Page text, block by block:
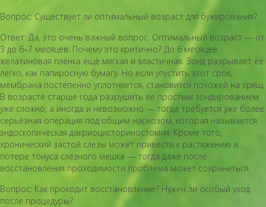
Вопрос: Существует ли оптимальный возраст для бужирования?
Ответ: Да, это очень важный вопрос. Оптимальный возраст — от
3 до 6–7 месяцев. Почему это критично? До 6 месяцев
желатиновая плёнка ещё мягкая и эластичная. Зонд разрывает её
легко, как папиросную бумагу. Но если упустить этот срок,
мембрана постепенно уплотняется, становится похожей на хрящ.
В возрасте старше года разрушить её простым зондированием
уже сложно, а иногда и невозможно — тогда требуется уже более
серьёзная операция под общим наркозом, которая называется
эндоскопическая дакриоцисториностомия. Кроме того,
хронический застой слезы может привести к растяжению и
потере тонуса слёзного мешка — тогда даже после
восстановления проходимости проблема может сохраниться.
Вопрос: Как проходит восстановление? Нужен ли особый уход
после процедуры?